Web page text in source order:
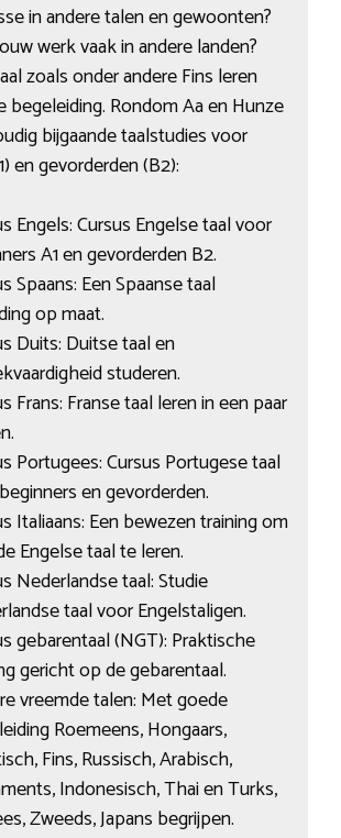
in andere talen en gewoonten?
werk vaak in andere landen?
zoals onder andere Fins leren
begeleiding. Rondom Aa en Hunze
bijgaande taalstudies voor
en gevorderden (B2):
Engels: Cursus Engelse taal voor
A1 en gevorderden B2.
Spaans: Een Spaanse taal
op maat.
Duits: Duitse taal en
studeren.
Frans: Franse taal leren in een paar
Portugees: Cursus Portugese taal
en gevorderden.
Italiaans: Een bewezen training om
Engelse taal te leren.
Nederlandse taal: Studie
taal voor Engelstaligen.
gebarentaal (NGT): Praktische
gericht op de gebarentaal.
vreemde talen: Met goede
Roemeens, Hongaars,
Fins, Russisch, Arabisch,
Indonesisch, Thai en Turks,
Zweeds, Japans begrijpen.